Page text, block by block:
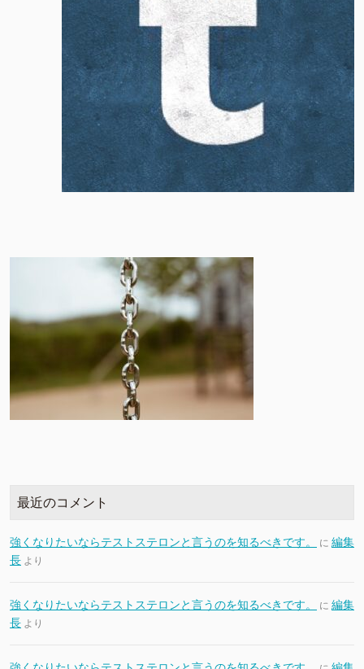
最近のコメント
強くなりたいならテストステロンと言うのを知るべきです。 に 編集
長 より
強くなりたいならテストステロンと言うのを知るべきです。 に 編集
長 より